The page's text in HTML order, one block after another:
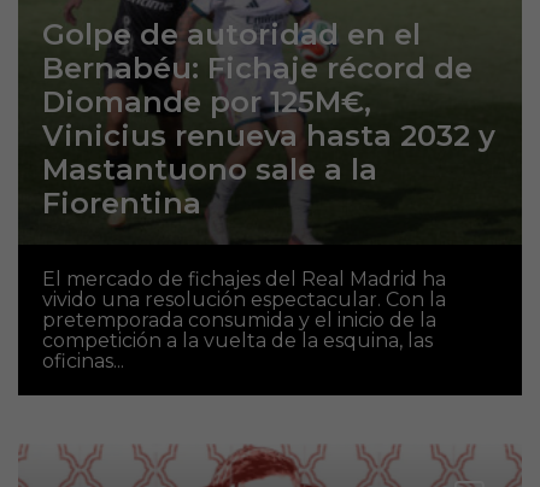
Golpe de autoridad en el
Bernabéu: Fichaje récord de
Diomande por 125M€,
Vinicius renueva hasta 2032 y
Mastantuono sale a la
Fiorentina
El mercado de fichajes del Real Madrid ha
vivido una resolución espectacular. Con la
pretemporada consumida y el inicio de la
competición a la vuelta de la esquina, las
oficinas...